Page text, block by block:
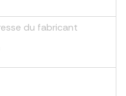
du fabricant